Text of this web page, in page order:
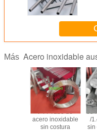
Más Acero inoxidable
F44 Tubo de
acero inoxidable
sin costura
/
sin